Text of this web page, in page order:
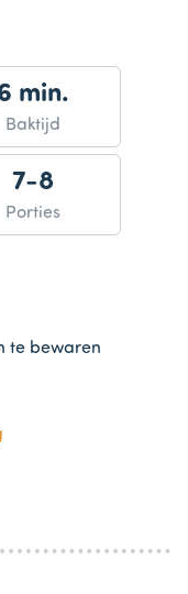
min.
Baktijd
7-8
Porties
te bewaren